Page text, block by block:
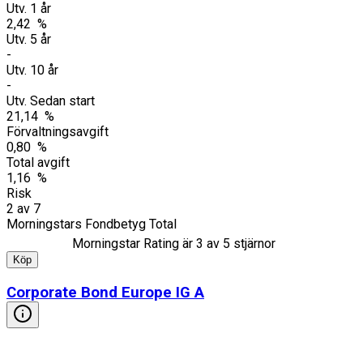
Utv. 1 år
2,42 %
Utv. 5 år
-
Utv. 10 år
-
Utv. Sedan start
21,14 %
Förvaltningsavgift
0,80 %
Total avgift
1,16 %
Risk
2 av 7
Morningstars Fondbetyg Total
Morningstar Rating är 3 av 5 stjärnor
Köp
Corporate Bond Europe IG A